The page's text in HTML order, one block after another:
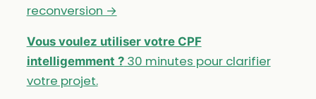
reconversion →
Vous voulez utiliser votre CPF
intelligemment ?30 minutes pour clarifier
votre projet.